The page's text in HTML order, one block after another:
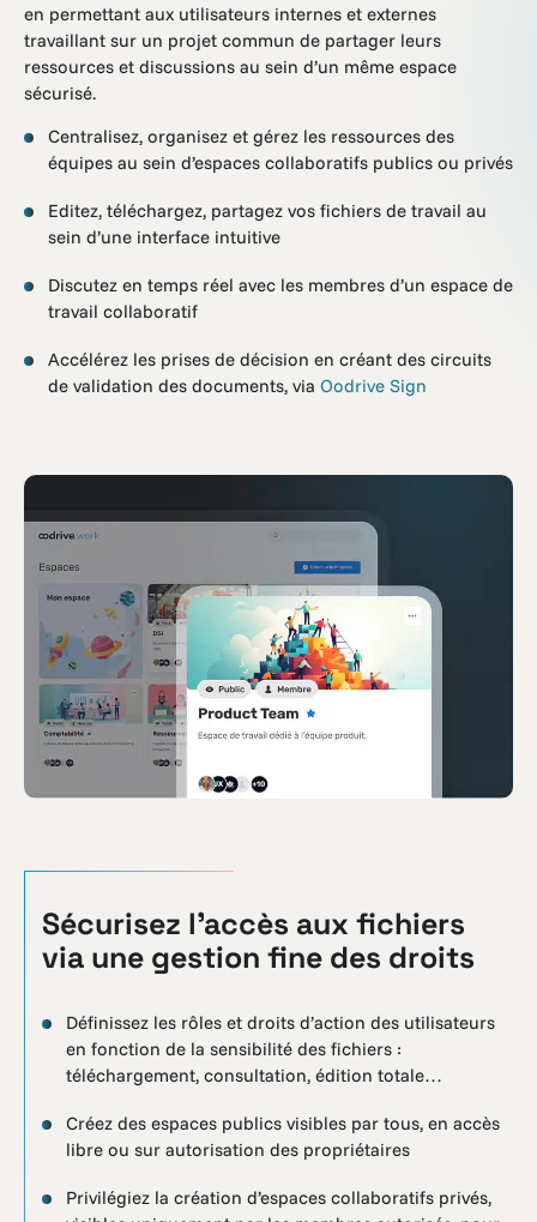
en permettant aux utilisateurs internes et externes
travaillant sur un projet commun de partager leurs
ressources et discussions au sein d’un même espace
sécurisé.
Centralisez, organisez et gérez les ressources des
équipes au sein d’espaces collaboratifs publics ou privés
Editez, téléchargez, partagez vos fichiers de travail au
sein d’une interface intuitive
Discutez en temps réel avec les membres d’un espace de
travail collaboratif
Accélérez les prises de décision en créant des circuits
de validation des documents, via Oodrive Sign
Sécurisez l’accès aux fichiers
via une gestion fine des droits
Définissez les rôles et droits d’action des utilisateurs
en fonction de la sensibilité des fichiers :
téléchargement, consultation, édition totale…
Créez des espaces publics visibles par tous, en accès
libre ou sur autorisation des propriétaires
Privilégiez la création d’espaces collaboratifs privés,